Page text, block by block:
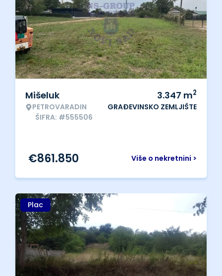
Mišeluk
PETROVARADIN
ŠIFRA: #555506
3.347 m2
GRAĐEVINSKO ZEMLJIŠTE
Više o nekretnini >
€861.850
Plac